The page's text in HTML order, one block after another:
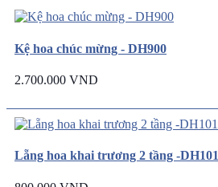
Kệ hoa chúc mừng - DH900
2.700.000 VND
Lẵng hoa khai trương 2 tầng -DH101